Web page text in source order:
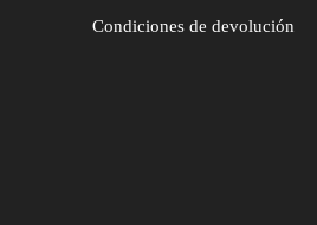
Condiciones de devolución